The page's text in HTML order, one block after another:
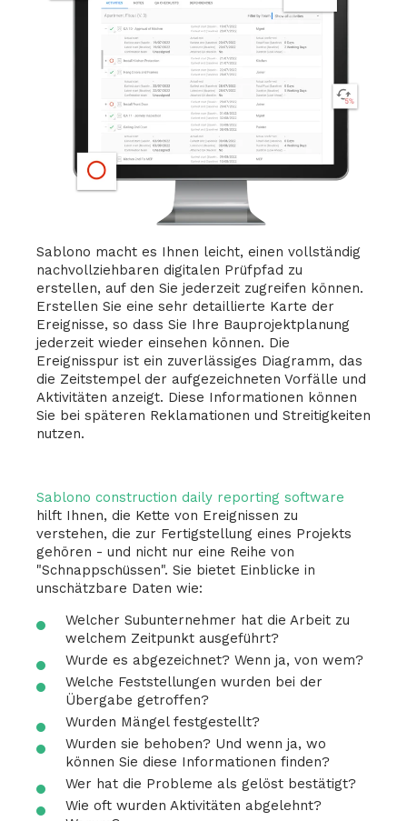
Sablono macht es Ihnen leicht, einen vollständig
nachvollziehbaren digitalen Prüfpfad zu
erstellen, auf den Sie jederzeit zugreifen können.
Erstellen Sie eine sehr detaillierte Karte der
Ereignisse, so dass Sie Ihre Bauprojektplanung
jederzeit wieder einsehen können. Die
Ereignisspur ist ein zuverlässiges Diagramm, das
die Zeitstempel der aufgezeichneten Vorfälle und
Aktivitäten anzeigt. Diese Informationen können
Sie bei späteren Reklamationen und Streitigkeiten
nutzen.
Sablono construction daily reporting software
hilft Ihnen, die Kette von Ereignissen zu
verstehen, die zur Fertigstellung eines Projekts
gehören - und nicht nur eine Reihe von
"Schnappschüssen". Sie bietet Einblicke in
unschätzbare Daten wie:
Welcher Subunternehmer hat die Arbeit zu
welchem Zeitpunkt ausgeführt?
Wurde es abgezeichnet? Wenn ja, von wem?
Welche Feststellungen wurden bei der
Übergabe getroffen?
Wurden Mängel festgestellt?
Wurden sie behoben? Und wenn ja, wo
können Sie diese Informationen finden?
Wer hat die Probleme als gelöst bestätigt?
Wie oft wurden Aktivitäten abgelehnt?